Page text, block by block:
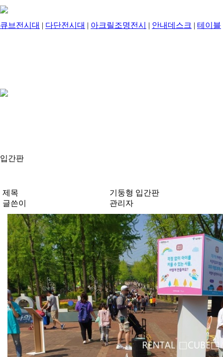
큐브전시대 | 다단전시대 | 아크릴조명전시 | 안내데스크 | 테이블
입간판
제목
기둥형 입간판
글쓴이
관리자